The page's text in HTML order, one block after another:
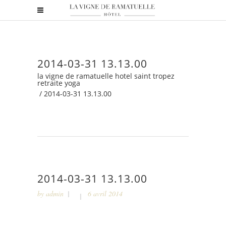
2014-03-31 13.13.00
la vigne de ramatuelle hotel saint tropez
retraite yoga
/ 2014-03-31 13.13.00
2014-03-31 13.13.00
by admin 6 avril 2014